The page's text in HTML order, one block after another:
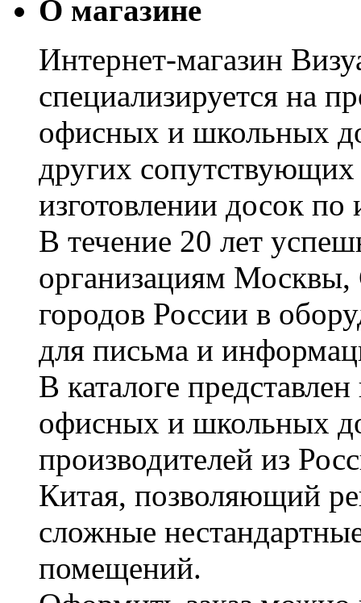
О магазине
Интернет-магазин
специализируется на
офисных и школьных
других сопутствующих
изготовлении досок по
В течение 20 лет
организациям Москвы,
городов России в
для письма и
В каталоге
офисных и школьных
производителей из
Китая, позволяющий
сложные
помещений.